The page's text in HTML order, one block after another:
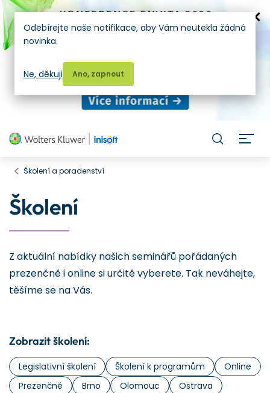
Školení a poradenství
Školení
Z aktuální nabídky našich seminářů pořádaných
prezenčně i online si určitě vyberete. Tak neváhejte,
těšíme se na Vás.
Zobrazit školení:
Legislativní školení Školení k programům
Online
Prezenčně
Brno Olomouc
Ostrava
Odebírejte naše notifikace, aby Vám neutekla žádná
novinka.
Ano, zapnout
Ne, děkuji